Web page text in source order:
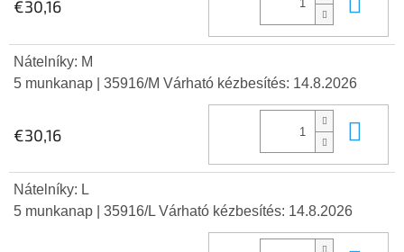
€30,16
Nátelníky: M
5 munkanap
| 35916/M Várható kézbesítés: 14.8.2026
€30,16
Nátelníky: L
5 munkanap
| 35916/L Várható kézbesítés: 14.8.2026